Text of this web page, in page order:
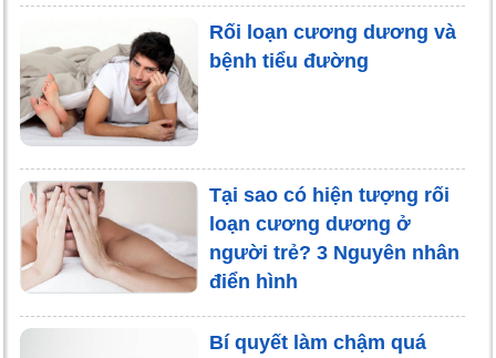
Rối loạn cương dương và
bệnh tiểu đường
Tại sao có hiện tượng rối
loạn cương dương ở
người trẻ? 3 Nguyên nhân
điển hình
Bí quyết làm chậm quá